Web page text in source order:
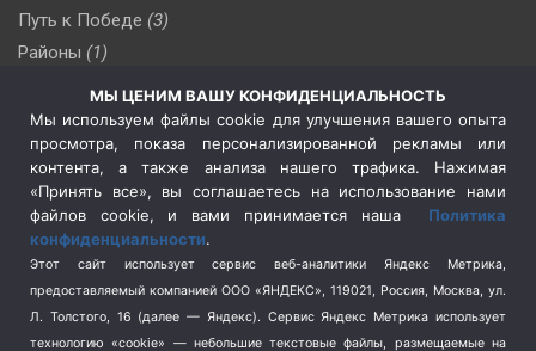
Путь к Победе (3)
Районы (1)
(510)
Сельское хозяйство (3)
Социальная политика
(3)
Спецоперация в Украине
Спецоперация на Украине
(404)
Спорт (740)
Терроризм (1)
Транспорт (262)
МЫ ЦЕНИМ ВАШУ КОНФИДЕНЦИАЛЬНОСТЬ
Мы используем файлы cookie для улучшения вашего опыта
просмотра, показа персонализированной рекламы или
контента, а также анализа нашего трафика. Нажимая
«Принять все», вы соглашаетесь на использование нами
файлов cookie, и вами принимается наша Политика
конфиденциальности.
Этот сайт использует сервис веб-аналитики Яндекс Метрика,
предоставляемый компанией ООО «ЯНДЕКС», 119021, Россия, Москва, ул.
Л. Толстого, 16 (далее — Яндекс). Сервис Яндекс Метрика использует
технологию «cookie» — небольшие текстовые файлы, размещаемые на